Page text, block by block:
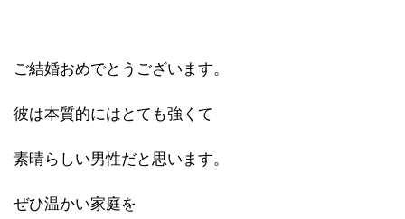
ご結婚おめでとうございます。
彼は本質的にはとても強くて
素晴らしい男性だと思います。
ぜひ温かい家庭を